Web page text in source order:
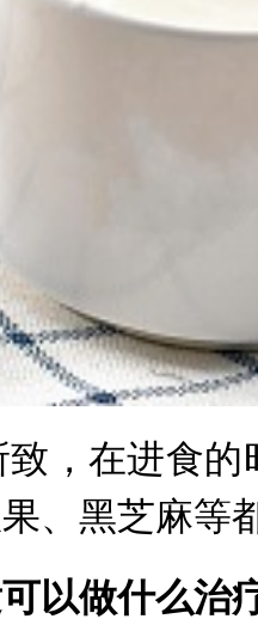
，在进食
、黑芝麻等
以做什么治